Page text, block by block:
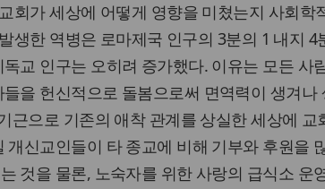
회가 세상에 어떻게 영향을 미쳤는지 사회학
생한 역병은 로마제국 인구의 3분의 1 내지 4
교 인구는 오히려 증가했다. 이유는 모든 사
을 헌신적으로 돌봄으로써 면역력이 생겨나
근으로 기존의 애착 관계를 상실한 세상에 교
신교인들이 타 종교에 비해 기부와 후원을
것을 물론, 노숙자를 위한 사랑의 급식소 운